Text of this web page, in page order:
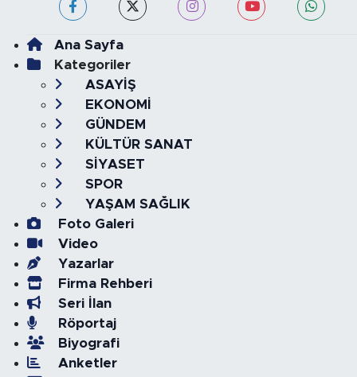
Ana Sayfa
Kategoriler
ASAYİŞ
EKONOMİ
GÜNDEM
KÜLTÜR SANAT
SİYASET
SPOR
YAŞAM SAĞLIK
Foto Galeri
Video
Yazarlar
Firma Rehberi
Seri İlan
Röportaj
Biyografi
Anketler